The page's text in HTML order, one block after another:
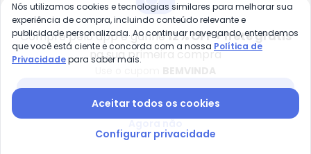
Ao enviar o cadastro, você concorda com a nossa Política
de Privacidade
Posthaus é uma marca da Posthaus Ltda / CNPJ:
80.462.138/0001-41
Endereço: Rua Werner Duwe, 202 Bairro Badenfurt -
89.070-700 - Blumenau/SC
Compre pelo app e ganhe12% OFF + frete grátis
na sua primeira compra
Nós utilizamos cookies e tecnologias similares para melhorar sua
experiência de compra, incluindo conteúdo relevante e
publicidade personalizada. Ao continuar navegando, entendemos
que você está ciente e concorda com a nossa Política de
Privacidadepara saber mais.
Aceitar todos os cookies
Configurar privacidade